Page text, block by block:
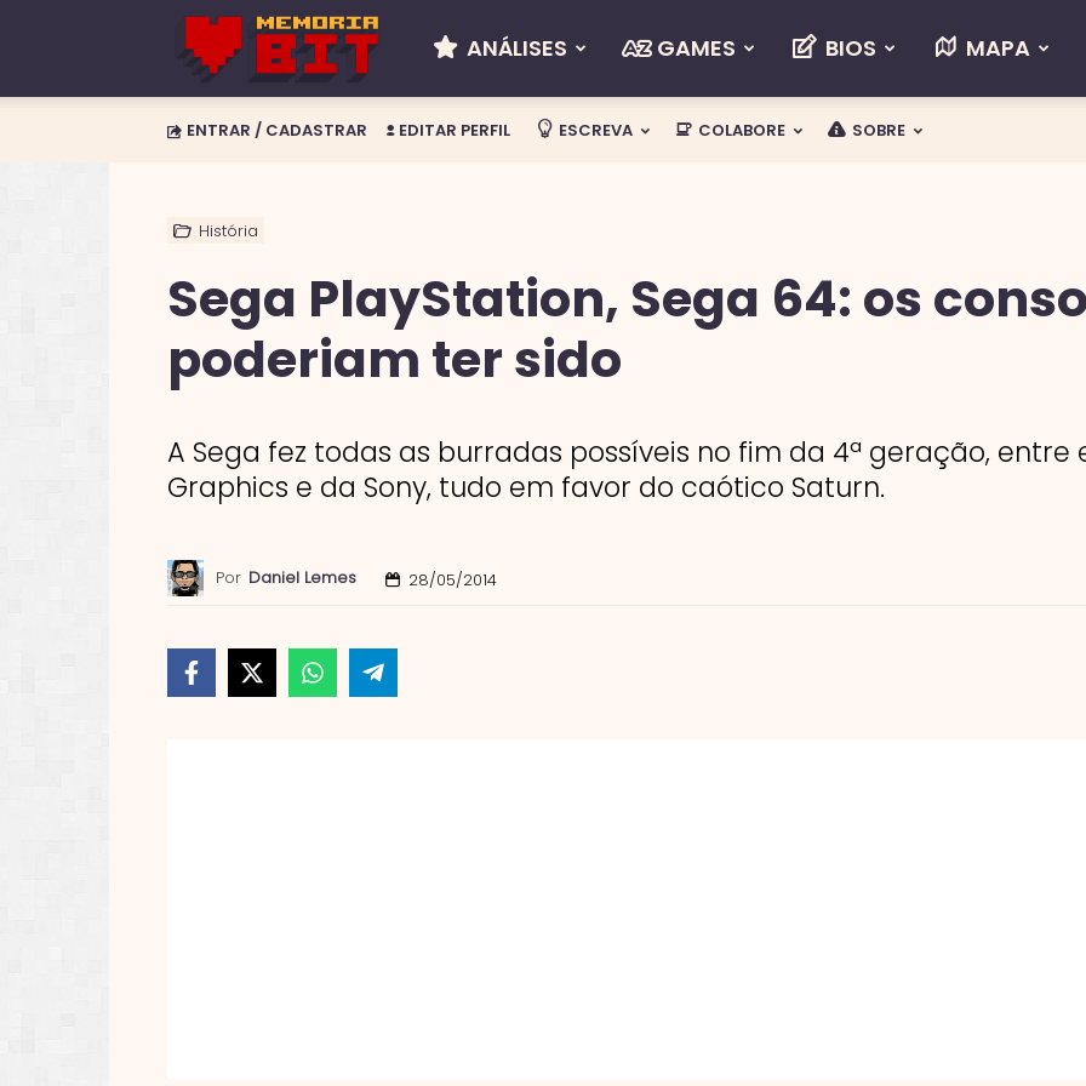
Memória
BIT
ANÁLISES GAMES BIOS MAPA
ENTRAR / CADASTRAR EDITAR PERFIL ESCREVA COLABORE SOBRE
História
Sega PlayStation, Sega 64: os
poderiam ter sido
A Sega fez todas as burradas possíveis no fim da 4ª geração, entre
Graphics e da Sony, tudo em favor do caótico Saturn.
Por Daniel Lemes 28/05/2014